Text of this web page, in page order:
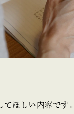
ほしい内容です。